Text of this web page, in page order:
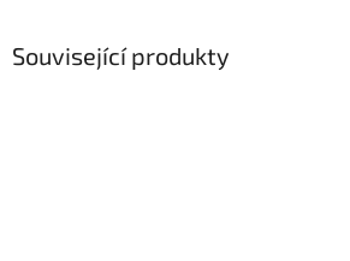
Související produkty